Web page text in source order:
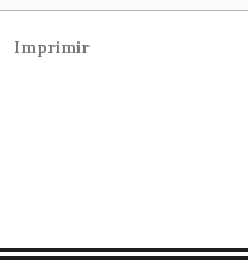
Imprimir